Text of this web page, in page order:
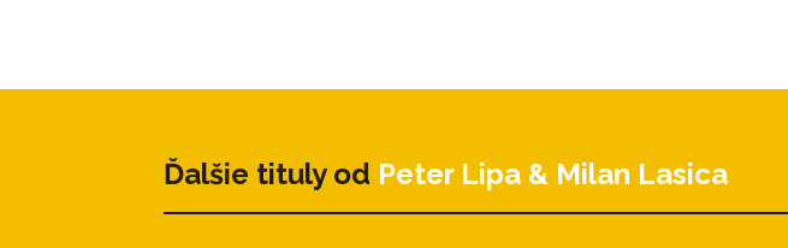
Ďalšie tituly od Peter Lipa & Milan Lasica